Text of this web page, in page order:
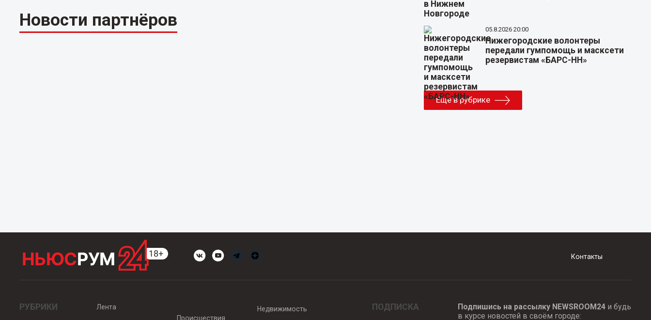
Новости партнёров 05.8.2026 20:00
Нижегородские волонтеры
передали гумпомощь и масксети
резервистам «БАРС-НН»
Еще в рубрике
Контакты
РУБРИКИ
Лента
Происшествия
Недвижимость ПОДПИСКА Подпишись на рассылку NEWSROOM24и будь
в курсе новостей в своём городе: